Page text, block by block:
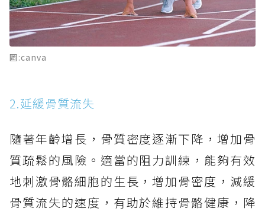
圖:canva
2.延緩骨質流失
隨著年齡增長，骨質密度逐漸下降，增加骨
質疏鬆的風險。適當的阻力訓練，能夠有效
地刺激骨骼細胞的生長，增加骨密度，減緩
骨質流失的速度，有助於維持骨骼健康，降